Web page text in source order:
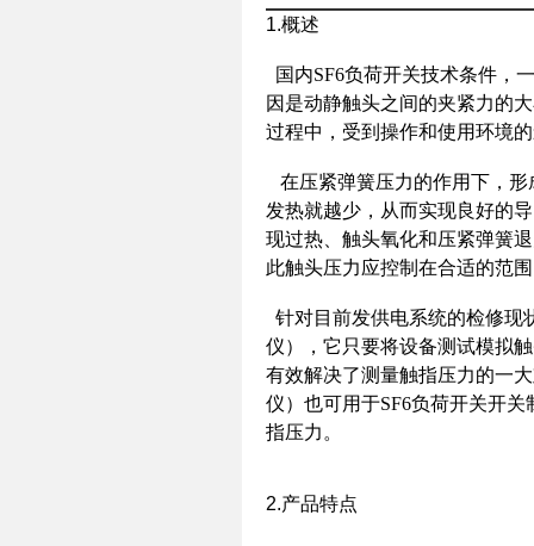
1.概述
国内SF6负荷开关技术条件，
因是动静触头之间的夹紧力的
过程中，受到操作和使用环境
在压紧弹簧压力的作用下，
发热就越少，从而实现良好的
现过热、触头氧化和压紧弹簧
此触头压力应控制在合适的范
针对目前发供电系统的检修现
仪），它只要将设备测试模拟
有效解决了测量触指压力的一
仪）也可用于SF6负荷开关开
指压力。
2.产品特点